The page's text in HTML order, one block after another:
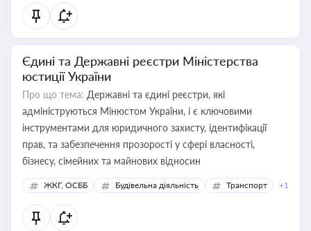
Єдині та Державні реєстри Міністерства
юстиції України
Про що тема: Державні та єдині реєстри, які
адмініструються Мінюстом України, і є ключовими
інструментами для юридичного захисту, ідентифікації
прав, та забезпечення прозорості у сфері власності,
бізнесу, сімейних та майнових відносин
ЖКГ, ОСББ Будівельна діяльність Транспорт +1